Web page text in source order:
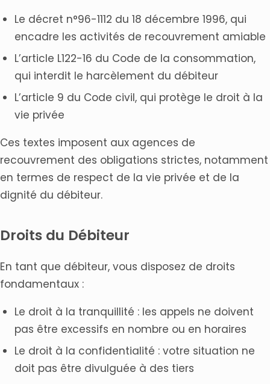
Le décret n°96-1112 du 18 décembre 1996, qui
encadre les activités de recouvrement amiable
L’article L122-16 du Code de la consommation,
qui interdit le harcèlement du débiteur
L’article 9 du Code civil, qui protège le droit à la
vie privée
Ces textes imposent aux agences de
recouvrement des obligations strictes, notamment
en termes de respect de la vie privée et de la
dignité du débiteur.
Droits du Débiteur
En tant que débiteur, vous disposez de droits
fondamentaux :
Le droit à la tranquillité : les appels ne doivent
pas être excessifs en nombre ou en horaires
Le droit à la confidentialité : votre situation ne
doit pas être divulguée à des tiers